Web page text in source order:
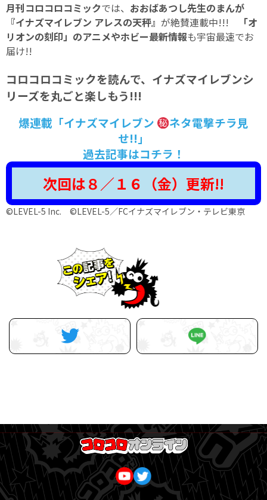
月刊コロコロコミックでは、 おおばあつし先生のまんが
『イナズマイレブン アレスの天秤』 が絶賛連載中!!!
「オ
リオンの刻印」のアニメやホビー最新情報も宇宙最速でお
届け!!
コロコロコミックを読んで、イナズマイレブンシ
リーズを丸ごと楽しもう!!!
爆連載「イナズマイレブン
ネタ電撃チラ見
せ!!」
過去記事はコチラ！
次回は８／１６ （金）更新!!
©LEVEL-5 Inc. ©LEVEL-5／FCイナズマイレブン・テレビ東京